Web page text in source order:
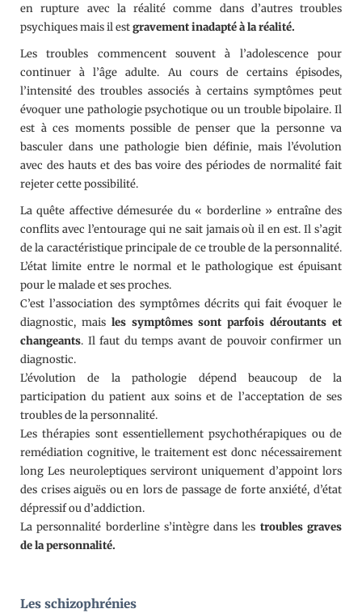
en rupture avec la réalité comme dans d’autres troubles
psychiques mais il estgravement inadapté à la réalité.
Les troubles commencent souvent à l’adolescence pour
continuer à l’âge adulte. Au cours de certains épisodes,
l’intensité des troubles associés à certains symptômes peut
évoquer une pathologie psychotique ou un trouble bipolaire. Il
est à ces moments possible de penser que la personne va
basculer dans une pathologie bien définie, mais l’évolution
avec des hauts et des bas voire des périodes de normalité fait
rejeter cette possibilité.
La quête affective démesurée du « borderline » entraîne des
conflits avec l’entourage qui ne sait jamais où il en est. Il s’agit
de la caractéristique principale de ce trouble de la personnalité.
L’état limite entre le normal et le pathologique est épuisant
pour le malade et ses proches.
C’est l’association des symptômes décrits qui fait évoquer le
diagnostic, mais les symptômes sont parfois déroutants et
changeants. Il faut du temps avant de pouvoir confirmer un
diagnostic.
L’évolution de la pathologie dépend beaucoup de la
participation du patient aux soins et de l’acceptation de ses
troubles de la personnalité.
Les thérapies sont essentiellement psychothérapiques ou de
remédiation cognitive, le traitement est donc nécessairement
long Les neuroleptiques serviront uniquement d’appoint lors
des crises aiguës ou en lors de passage de forte anxiété, d’état
dépressif ou d’addiction.
La personnalité borderline s’intègre dans les troubles graves
de la personnalité.
Les schizophrénies